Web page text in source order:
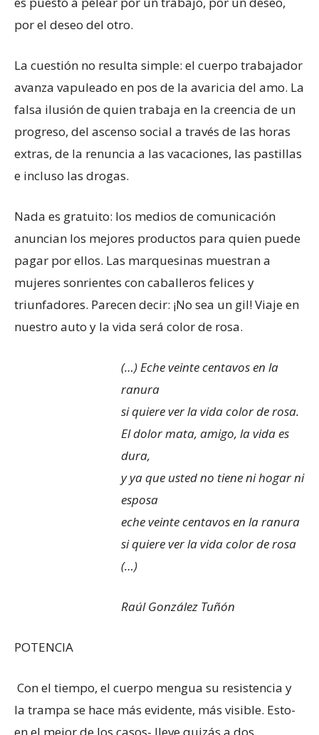
por el deseo del otro.
La cuestión no resulta simple: el cuerpo trabajador
avanza vapuleado en pos de la avaricia del amo. La
falsa ilusión de quien trabaja en la creencia de un
progreso, del ascenso social a través de las horas
extras, de la renuncia a las vacaciones, las pastillas
e incluso las drogas.
Nada es gratuito: los medios de comunicación
anuncian los mejores productos para quien puede
pagar por ellos. Las marquesinas muestran a
mujeres sonrientes con caballeros felices y
triunfadores. Parecen decir: ¡No sea un gil! Viaje en
nuestro auto y la vida será color de rosa.
(…) Eche veinte centavos en la
ranura
si quiere ver la vida color de rosa.
El dolor mata, amigo, la vida es
dura,
y ya que usted no tiene ni hogar ni
esposa
eche veinte centavos en la ranura
si quiere ver la vida color de rosa
(…)
Raúl González Tuñón
POTENCIA
Con el tiempo, el cuerpo mengua su resistencia y
la trampa se hace más evidente, más visible. Esto-
en el mejor de los casos- lleve quizás a dos